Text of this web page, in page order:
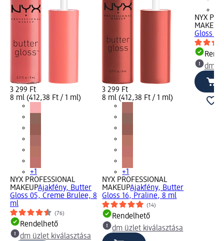
3 299 Ft
8 ml (412,38 Ft / 1 ml)
+1
NYX PROFESSIONAL
MAKEUPAjakfény, Butter
Gloss 05, Creme Brulee, 8
ml
(76)
Rendelhető
dm üzlet kiválasztása
3 299 Ft
8 ml (412,38 Ft / 1 ml)
+1
NYX PROFESSIONAL
MAKEUPAjakfény, Butter
Gloss 16, Praline, 8 ml
(14)
Rendelhető
dm üzlet kiválasztása
NYX
MAKEUP
Gloss
dm